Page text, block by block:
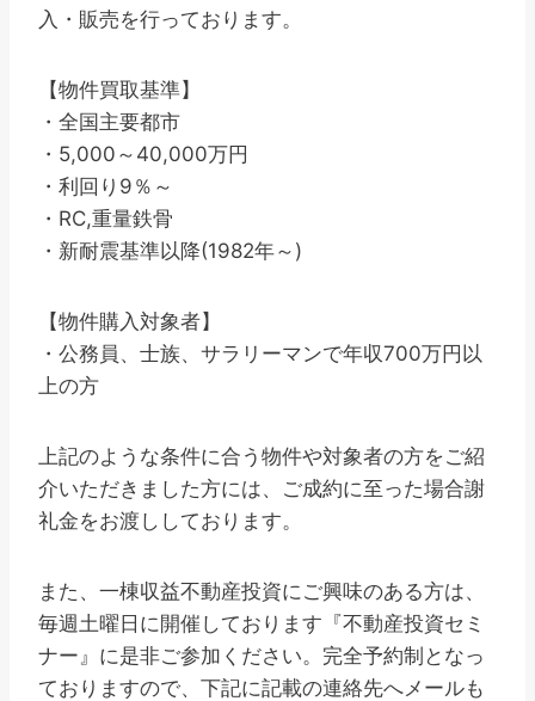
入・販売を行っております。
【物件買取基準】
・全国主要都市
・5,000～40,000万円
・利回り9％～
・RC,重量鉄骨
・新耐震基準以降(1982年～)
【物件購入対象者】
・公務員、士族、サラリーマンで年収700万円以
上の方
上記のような条件に合う物件や対象者の方をご紹
介いただきました方には、ご成約に至った場合謝
礼金をお渡ししております。
また、一棟収益不動産投資にご興味のある方は、
毎週土曜日に開催しております『不動産投資セミ
ナー』に是非ご参加ください。完全予約制となっ
ておりますので、下記に記載の連絡先へメールも